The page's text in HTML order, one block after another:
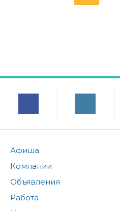
Афиша
Компании
Объявления
Работа